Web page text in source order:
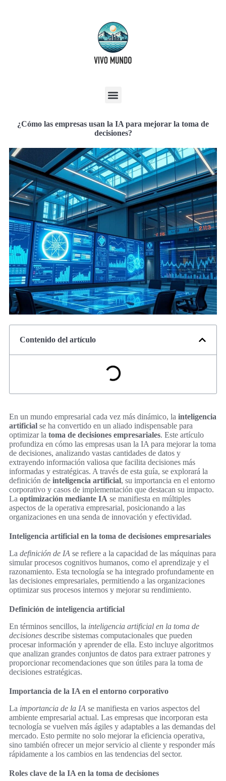
¿Cómo las empresas usan la IA para mejorar la toma de
decisiones?
Contenido del artículo
En un mundo empresarial cada vez más dinámico, la inteligencia
artificial se ha convertido en un aliado indispensable para
optimizar la toma de decisiones empresariales. Este artículo
profundiza en cómo las empresas usan la IA para mejorar la toma
de decisiones, analizando vastas cantidades de datos y
extrayendo información valiosa que facilita decisiones más
informadas y estratégicas. A través de esta guía, se explorará la
definición de inteligencia artificial, su importancia en el entorno
corporativo y casos de implementación que destacan su impacto.
La optimización mediante IA se manifiesta en múltiples
aspectos de la operativa empresarial, posicionando a las
organizaciones en una senda de innovación y efectividad.
Inteligencia artificial en la toma de decisiones empresariales
La definición de IA se refiere a la capacidad de las máquinas para
simular procesos cognitivos humanos, como el aprendizaje y el
razonamiento. Esta tecnología se ha integrado profundamente en
las decisiones empresariales, permitiendo a las organizaciones
optimizar sus procesos internos y mejorar su rendimiento.
Definición de inteligencia artificial
En términos sencillos, la inteligencia artificial en la toma de
decisiones describe sistemas computacionales que pueden
procesar información y aprender de ella. Esto incluye algoritmos
que analizan grandes conjuntos de datos para extraer patrones y
proporcionar recomendaciones que son útiles para la toma de
decisiones estratégicas.
Importancia de la IA en el entorno corporativo
La importancia de la IA se manifiesta en varios aspectos del
ambiente empresarial actual. Las empresas que incorporan esta
tecnología se vuelven más ágiles y adaptables a las demandas del
mercado. Esto permite no solo mejorar la eficiencia operativa,
sino también ofrecer un mejor servicio al cliente y responder más
rápidamente a los cambios en las tendencias del sector.
Roles clave de la IA en la toma de decisiones